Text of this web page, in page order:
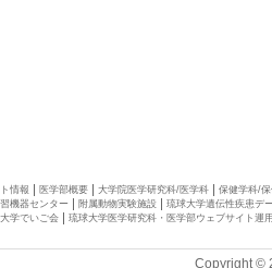
情報 医学部概要 大学院医学研究科/医学科 保健学科/
機器センター
附属動物実験施設 琉球大学遺伝性疾患デ
学でいご会
琉球大学医学研究科・医学部ウェブサイト運
Copyright ©